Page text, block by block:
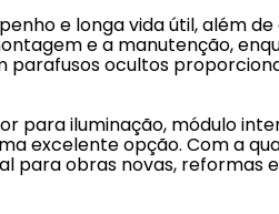
e longa vida útil, além
e a manutenção,
ocultos
para iluminação, módulo
excelente opção. Com a
para obras novas, reformas